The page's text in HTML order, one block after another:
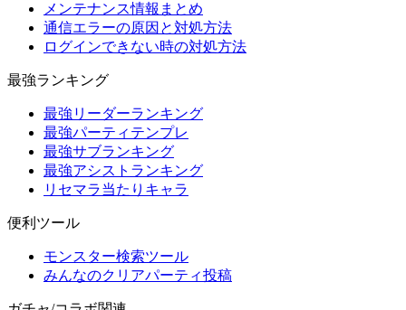
メンテナンス情報まとめ
通信エラーの原因と対処方法
ログインできない時の対処方法
最強ランキング
最強リーダーランキング
最強パーティテンプレ
最強サブランキング
最強アシストランキング
リセマラ当たりキャラ
便利ツール
モンスター検索ツール
みんなのクリアパーティ投稿